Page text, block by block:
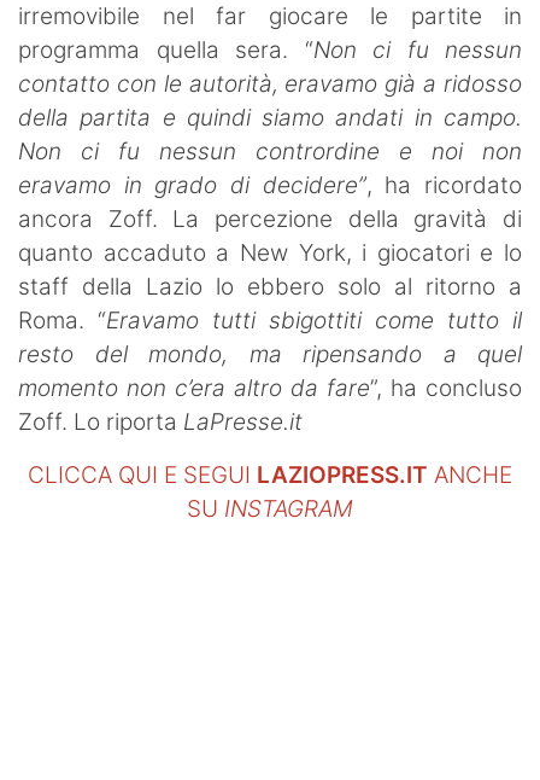
irremovibile nel far giocare le partite in
programma quella sera. “Non ci fu nessun
contatto con le autorità, eravamo già a ridosso
della partita e quindi siamo andati in campo.
Non ci fu nessun contrordine e noi non
eravamo in grado di decidere”, ha ricordato
ancora Zoff. La percezione della gravità di
quanto accaduto a New York, i giocatori e lo
staff della Lazio lo ebbero solo al ritorno a
Roma. “Eravamo tutti sbigottiti come tutto il
resto del mondo, ma ripensando a quel
momento non c’era altro da fare”, ha concluso
Zoff. Lo riporta LaPresse.it
CLICCA QUI E SEGUI LAZIOPRESS.IT ANCHE
SU INSTAGRAM